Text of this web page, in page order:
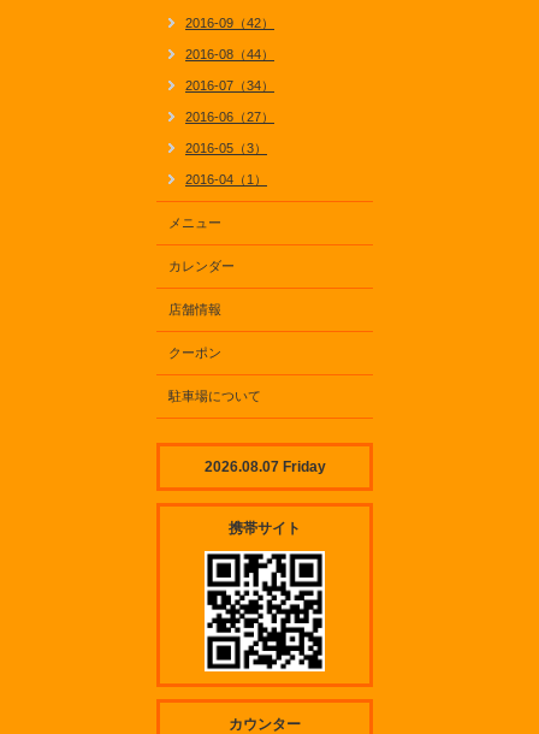
2016-09（42）
2016-08（44）
2016-07（34）
2016-06（27）
2016-05（3）
2016-04（1）
メニュー
カレンダー
店舗情報
クーポン
駐車場について
2026.08.07 Friday
携帯サイト
カウンター